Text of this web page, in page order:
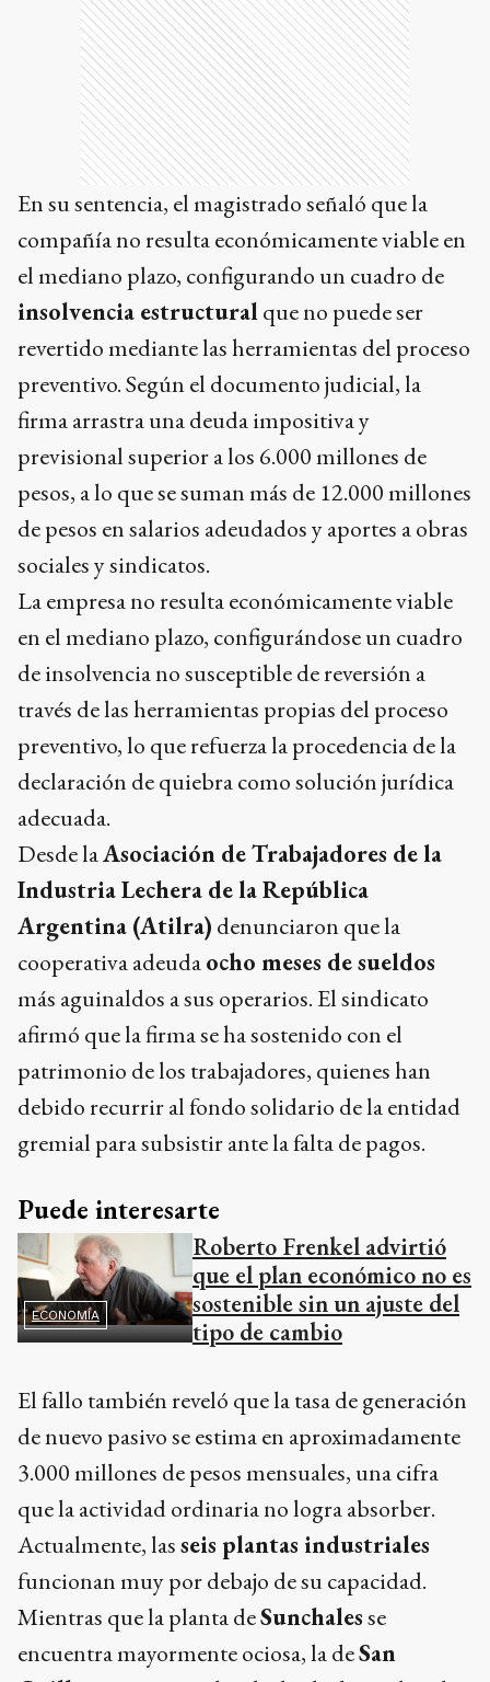
En su sentencia, el magistrado señaló que la
compañía no resulta económicamente viable en
el mediano plazo, configurando un cuadro de
insolvencia estructuralque no puede ser
revertido mediante las herramientas del proceso
preventivo. Según el documento judicial, la
firma arrastra una deuda impositiva y
previsional superior a los 6.000 millones de
pesos, a lo que se suman más de 12.000 millones
de pesos en salarios adeudados y aportes a obras
sociales y sindicatos.
La empresa no resulta económicamente viable
en el mediano plazo, configurándose un cuadro
de insolvencia no susceptible de reversión a
través de las herramientas propias del proceso
preventivo, lo que refuerza la procedencia de la
declaración de quiebra como solución jurídica
adecuada.
Desde laAsociación de Trabajadores de la
Industria Lechera de la República
Argentina (Atilra) denunciaron que la
cooperativa adeudaocho meses de sueldos
más aguinaldos a sus operarios. El sindicato
afirmó que la firma se ha sostenido con el
patrimonio de los trabajadores, quienes han
debido recurrir al fondo solidario de la entidad
gremial para subsistir ante la falta de pagos.
Puede interesarte
ECONOMÍA
Roberto Frenkel advirtió
que el plan económico no es
sostenible sin un ajuste del
tipo de cambio
El fallo también reveló que la tasa de generación
de nuevo pasivo se estima en aproximadamente
3.000 millones de pesos mensuales, una cifra
que la actividad ordinaria no logra absorber.
Actualmente, lasseis plantas industriales
funcionan muy por debajo de su capacidad.
Mientras que la planta deSunchalesse
encuentra mayormente ociosa, la deSan